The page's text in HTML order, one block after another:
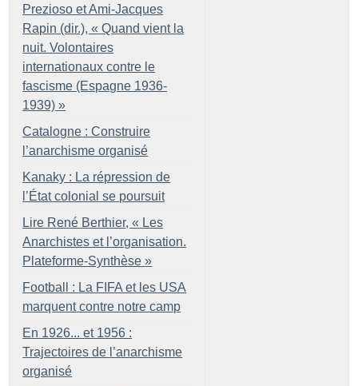
Prezioso et Ami-Jacques
Rapin (dir.), « Quand vient la
nuit. Volontaires
internationaux contre le
fascisme (Espagne 1936-
1939) »
Catalogne : Construire
l’anarchisme organisé
Kanaky : La répression de
l’État colonial se poursuit
Lire René Berthier, « Les
Anarchistes et l’organisation.
Plateforme-Synthèse »
Football : La FIFA et les USA
marquent contre notre camp
En 1926... et 1956 :
Trajectoires de l’anarchisme
organisé